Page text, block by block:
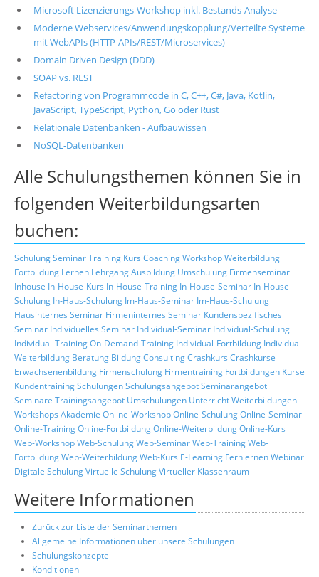
Microsoft Lizenzierungs-Workshop inkl. Bestands-Analyse
Moderne Webservices/Anwendungskopplung/Verteilte Systeme
mit WebAPIs (HTTP-APIs/REST/Microservices)
Domain Driven Design (DDD)
SOAP vs. REST
Refactoring von Programmcode in C, C++, C#, Java, Kotlin,
JavaScript, TypeScript, Python, Go oder Rust
Relationale Datenbanken - Aufbauwissen
NoSQL-Datenbanken
Alle Schulungsthemen können Sie in
folgenden Weiterbildungsarten
buchen:
SchulungSeminarTraining Kurs CoachingWorkshopWeiterbildung
Fortbildung Lernen LehrgangAusbildung Umschulung Firmenseminar
Inhouse In-House-Kurs In-House-Training In-House-Seminar In-House-
Schulung In-Haus-Schulung Im-Haus-Seminar Im-Haus-Schulung
Hausinternes Seminar Firmeninternes Seminar Kundenspezifisches
Seminar Individuelles Seminar Individual-Seminar Individual-Schulung
Individual-TrainingOn-Demand-Training Individual-Fortbildung Individual-
Weiterbildung Beratung BildungConsultingCrashkurs Crashkurse
Erwachsenenbildung Firmenschulung Firmentraining Fortbildungen Kurse
KundentrainingSchulungenSchulungsangebotSeminarangebot
Seminare Trainingsangebot Umschulungen UnterrichtWeiterbildungen
Workshops Akademie Online-WorkshopOnline-SchulungOnline-Seminar
Online-TrainingOnline-FortbildungOnline-WeiterbildungOnline-Kurs
Web-WorkshopWeb-SchulungWeb-SeminarWeb-TrainingWeb-
FortbildungWeb-WeiterbildungWeb-Kurs E-Learning FernlernenWebinar
Digitale SchulungVirtuelle SchulungVirtueller Klassenraum
Weitere Informationen
Zurück zur Liste der Seminarthemen
Allgemeine Informationen über unsere Schulungen
Schulungskonzepte
Konditionen